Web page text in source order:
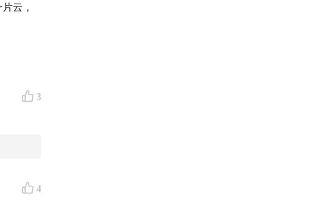
云，
3
4